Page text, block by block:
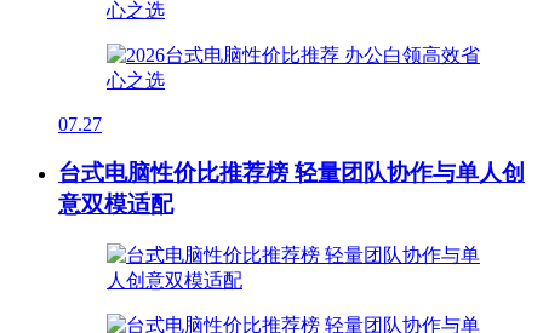
07.27
台式电脑性价比推荐榜 轻量团队协作与单人创
意双模适配